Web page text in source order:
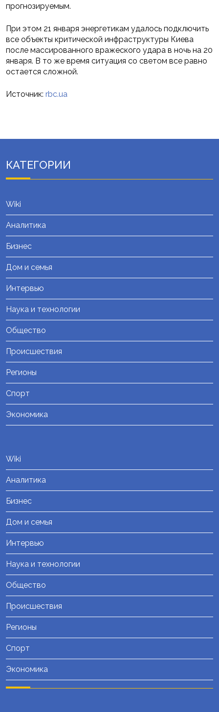
прогнозируемым.
При этом 21 января энергетикам удалось подключить
все объекты критической инфраструктуры Киева
после массированного вражеского удара в ночь на 20
января. В то же время ситуация со светом все равно
остается сложной.
Источник: rbc.ua
КАТЕГОРИИ
Wiki
Аналитика
Бизнес
Дом и семья
Интервью
Наука и технологии
Общество
Происшествия
Регионы
Спорт
Экономика
Wiki
Аналитика
Бизнес
Дом и семья
Интервью
Наука и технологии
Общество
Происшествия
Регионы
Спорт
Экономика